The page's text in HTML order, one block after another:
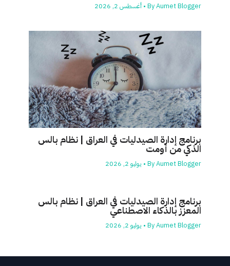
ByAumet Blogger
•أغسطس 2, 2026
برنامج إدارة الصيدليات في العراق | نظام بالس
الذكي من أومت
ByAumet Blogger
• يوليو 2, 2026
برنامج إدارة الصيدليات في العراق | نظام بالس
المعزز بالذكاء الاصطناعي
ByAumet Blogger
• يوليو 2, 2026